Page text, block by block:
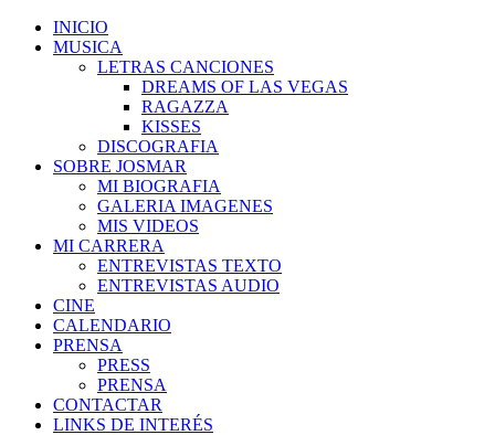
INICIO
MUSICA
LETRAS CANCIONES
DREAMS OF LAS VEGAS
RAGAZZA
KISSES
DISCOGRAFIA
SOBRE JOSMAR
MI BIOGRAFIA
GALERIA IMAGENES
MIS VIDEOS
MI CARRERA
ENTREVISTAS TEXTO
ENTREVISTAS AUDIO
CINE
CALENDARIO
PRENSA
PRESS
PRENSA
CONTACTAR
LINKS DE INTERÉS